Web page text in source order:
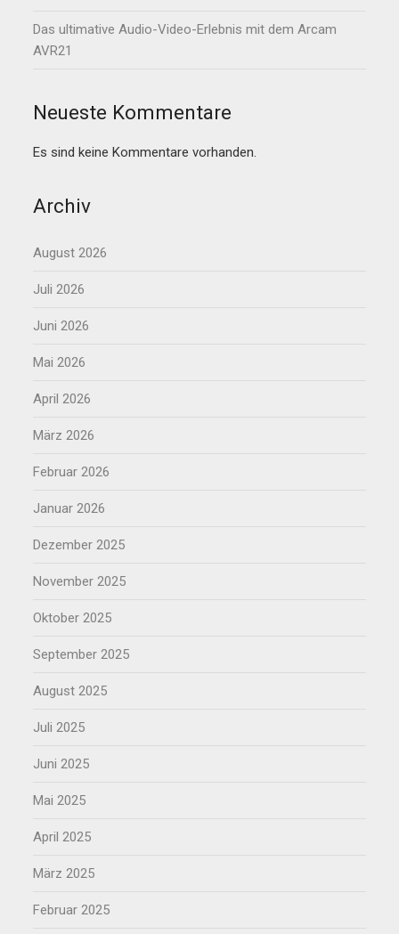
Das ultimative Audio-Video-Erlebnis mit dem Arcam
AVR21
Neueste Kommentare
Es sind keine Kommentare vorhanden.
Archiv
August 2026
Juli 2026
Juni 2026
Mai 2026
April 2026
März 2026
Februar 2026
Januar 2026
Dezember 2025
November 2025
Oktober 2025
September 2025
August 2025
Juli 2025
Juni 2025
Mai 2025
April 2025
März 2025
Februar 2025